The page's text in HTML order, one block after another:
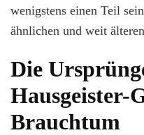
wenigstens einen Teil
ähnlichen und weit
Die
Hausgeister-
Brauchtum